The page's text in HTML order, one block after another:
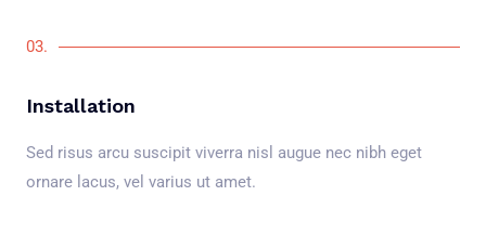
03.
Installation
Sed risus arcu suscipit viverra nisl augue nec nibh eget
ornare lacus, vel varius ut amet.